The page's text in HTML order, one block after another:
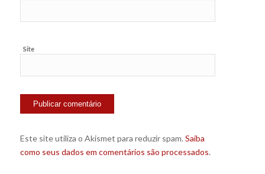
Site
Este site utiliza o Akismet para reduzir spam. Saiba
como seus dados em comentários são processados.